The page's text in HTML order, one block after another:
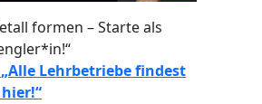
formen – Starte als
„Alle Lehrbetriebe findest